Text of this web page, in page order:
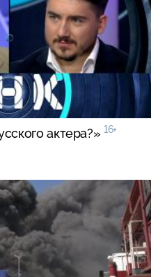
актера?» 16+